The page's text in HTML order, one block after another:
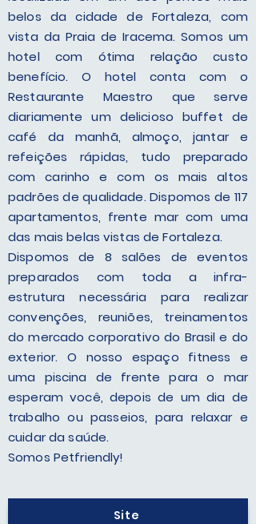
belos da cidade de Fortaleza, com
vista da Praia de Iracema. Somos um
hotel com ótima relação custo
benefício. O hotel conta com o
Restaurante Maestro que serve
diariamente um delicioso buffet de
café da manhã, almoço, jantar e
refeições rápidas, tudo preparado
com carinho e com os mais altos
padrões de qualidade. Dispomos de 117
apartamentos, frente mar com uma
das mais belas vistas de Fortaleza.
Dispomos de 8 salões de eventos
preparados com toda a infra-
estrutura necessária para realizar
convenções, reuniões, treinamentos
do mercado corporativo do Brasil e do
exterior. O nosso espaço fitness e
uma piscina de frente para o mar
esperam você, depois de um dia de
trabalho ou passeios, para relaxar e
cuidar da saúde.
Somos Petfriendly!
Site